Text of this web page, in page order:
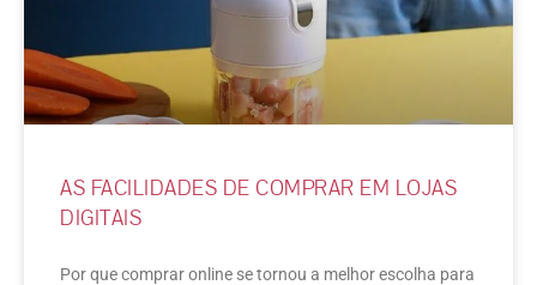
AS FACILIDADES DE COMPRAR EM LOJAS
DIGITAIS
Por que comprar online se tornou a melhor escolha para